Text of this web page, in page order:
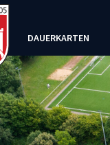
DAUERKARTEN